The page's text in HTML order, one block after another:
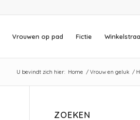
Vrouwen op pad Fictie
U bevindt zich hier: Home / Vrouw en geluk /
ZOEKEN